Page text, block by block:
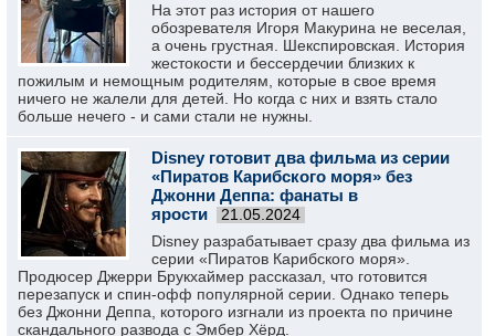
На этот раз история от нашего
обозревателя Игоря Макурина не веселая,
а очень грустная. Шекспировская. История
жестокости и бессердечии близких к
пожилым и немощным родителям, которые в свое время
ничего не жалели для детей. Но когда с них и взять стало
больше нечего - и сами стали не нужны.
Disney готовит два фильма из серии
«Пиратов Карибского моря» без
Джонни Деппа: фанаты в
ярости
21.05.2024
Disney разрабатывает сразу два фильма из
серии «Пиратов Карибского моря».
Продюсер Джерри Брукхаймер рассказал, что готовится
перезапуск и спин-офф популярной серии. Однако теперь
без Джонни Деппа, которого изгнали из проекта по причине
скандального развода с Эмбер Хёрд.